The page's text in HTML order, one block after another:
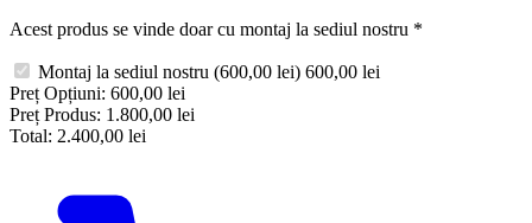
Acest produs se vinde doar cu montaj la sediul nostru *
Montaj la sediul nostru (600,00 lei) 600,00 lei
Preț Opțiuni: 600,00 lei
Preț Produs: 1.800,00 lei
Total: 2.400,00 lei